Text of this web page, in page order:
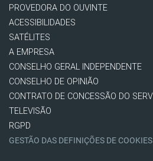
PROVEDORA DO OUVINTE
ACESSIBILIDADES
SATÉLITES
A EMPRESA
CONSELHO GERAL INDEPENDENTE
CONSELHO DE OPINIÃO
CONTRATO DE CONCESSÃO DO
TELEVISÃO
RGPD
GESTÃO DAS DEFINIÇÕES DE COOKIES